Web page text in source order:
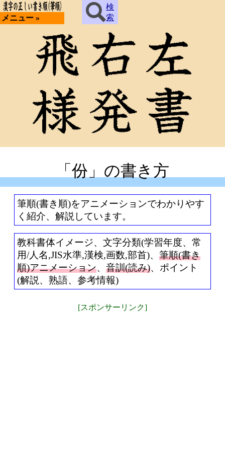
メニュー »
検
索
「份」の書き方
筆順(書き順)をアニメーションでわかりやす
く紹介、解説しています。
教科書体イメージ、文字分類(学習年度、常
用/人名,JIS水準,漢検,画数,部首)、 筆順(書き
順)アニメーション、 音訓(読み)、ポイント
(解説、熟語、参考情報)
[スポンサーリンク]